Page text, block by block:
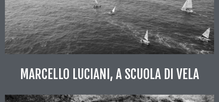
MARCELLO LUCIANI, A SCUOLA DI VELA